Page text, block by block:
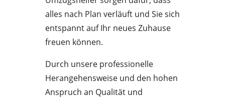
alles nach Plan verläuft und Sie sich
entspannt auf Ihr neues Zuhause
freuen können.
Durch unsere professionelle
Herangehensweise und den hohen
Anspruch an Qualität und